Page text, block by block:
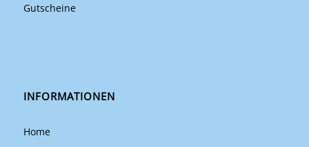
Gutscheine
INFORMATIONEN
Home